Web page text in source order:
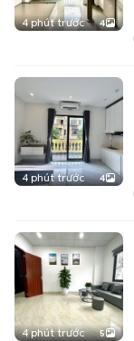
4 phút trước 4
4 phút trước 4
4 phút trước 5